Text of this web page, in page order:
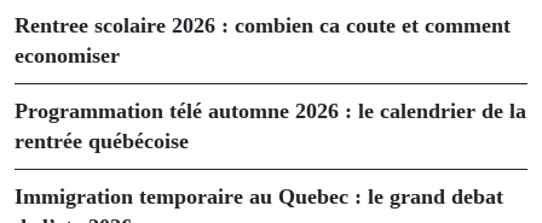
Rentree scolaire 2026 : combien ca coute et comment
economiser
Programmation télé automne 2026 : le calendrier de la
rentrée québécoise
Immigration temporaire au Quebec : le grand debat